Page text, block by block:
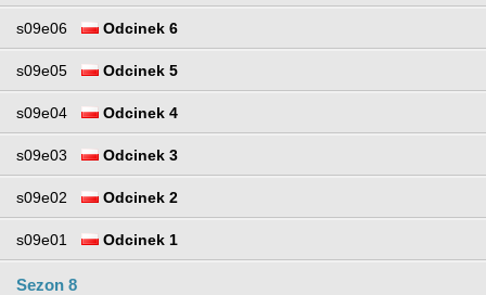
s09e06 Odcinek 6
s09e05 Odcinek 5
s09e04 Odcinek 4
s09e03 Odcinek 3
s09e02 Odcinek 2
s09e01 Odcinek 1
Sezon 8